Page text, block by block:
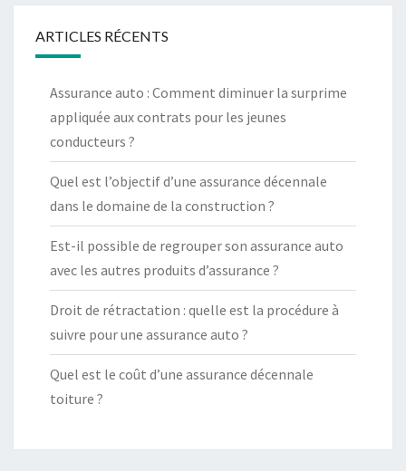
ARTICLES RÉCENTS
Assurance auto : Comment diminuer la surprime
appliquée aux contrats pour les jeunes
conducteurs ?
Quel est l’objectif d’une assurance décennale
dans le domaine de la construction ?
Est-il possible de regrouper son assurance auto
avec les autres produits d’assurance ?
Droit de rétractation : quelle est la procédure à
suivre pour une assurance auto ?
Quel est le coût d’une assurance décennale
toiture ?